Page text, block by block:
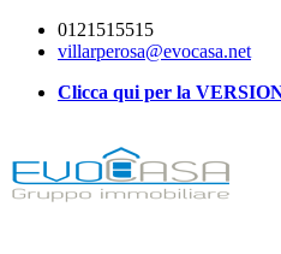
0121515515
villarperosa@evocasa.net
Clicca qui per la